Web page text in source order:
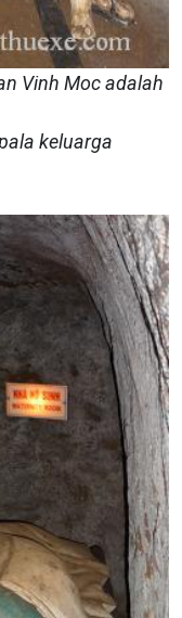
Vinh Moc adalah
keluarga